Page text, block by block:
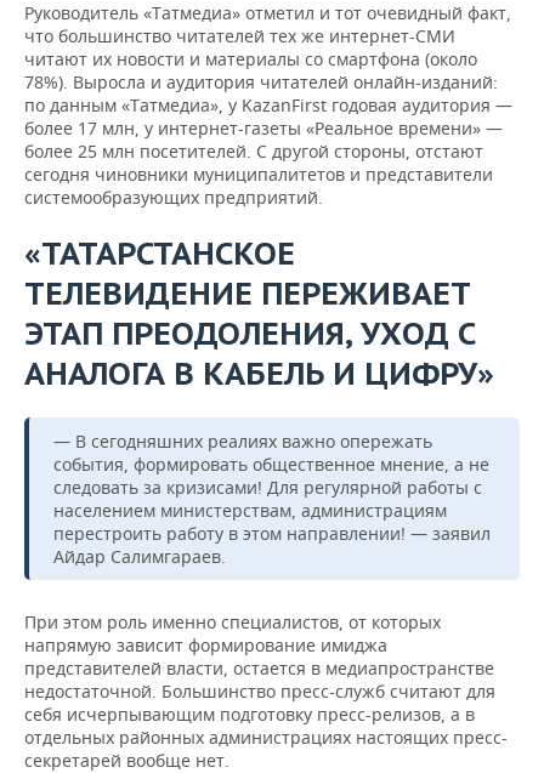
Руководитель «Татмедиа» отметил и тот очевидный факт,
что большинство читателей тех же интернет-СМИ
читают их новости и материалы со смартфона (около
78%). Выросла и аудитория читателей онлайн-изданий:
по данным «Татмедиа», у KazanFirst годовая аудитория —
более 17 млн, у интернет-газеты «Реальное времени» —
более 25 млн посетителей. С другой стороны, отстают
сегодня чиновники муниципалитетов и представители
системообразующих предприятий.
«ТАТАРСТАНСКОЕ
ТЕЛЕВИДЕНИЕ ПЕРЕЖИВАЕТ
ЭТАП ПРЕОДОЛЕНИЯ, УХОД С
АНАЛОГА В КАБЕЛЬ И ЦИФРУ»
— В сегодняшних реалиях важно опережать
события, формировать общественное мнение, а не
следовать за кризисами! Для регулярной работы с
населением министерствам, администрациям
перестроить работу в этом направлении! — заявил
Айдар Салимгараев.
При этом роль именно специалистов, от которых
напрямую зависит формирование имиджа
представителей власти, остается в медиапространстве
недостаточной. Большинство пресс-служб считают для
себя исчерпывающим подготовку пресс-релизов, а в
отдельных районных администрациях настоящих пресс-
секретарей вообще нет.